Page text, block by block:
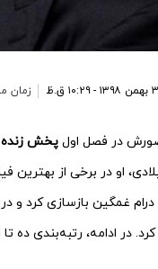
زمان
در فصل اول پخش
دهه‌های ۷۰، ۸۰ و ۹۰ میلادی، او
درام غمگین بازسازی کرد
کرد. در ادامه، رتبه‌بندی ده